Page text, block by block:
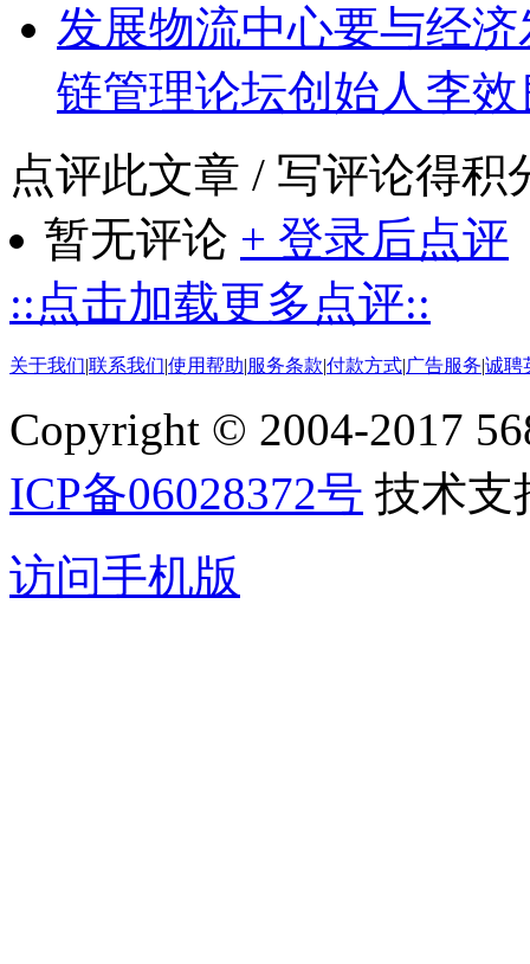
发展物流中心要与经
链管理论坛创始人李
点评此文章 / 写评论得积
暂无评论 + 登录后点评
::点击加载更多点评::
关于我们|联系我们|使用帮助|服务条款|付款方式|广告服务|诚聘
Copyright © 2004-2017
ICP备06028372号 技术支
访问手机版